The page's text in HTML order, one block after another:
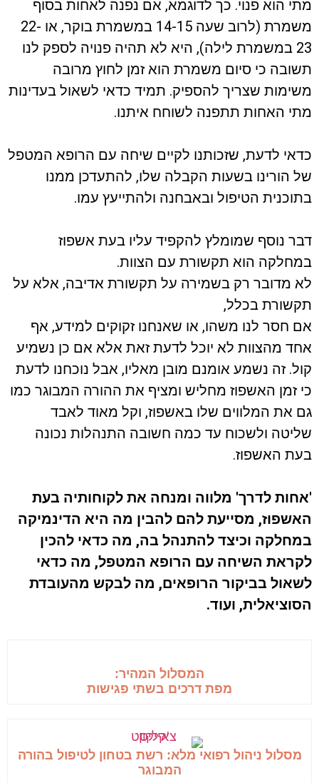
מתי הוא פנוי. כך לדוגמא, אם נפנה לאחות בסוף
משמרת (לרוב שעה 14-15 במשמרת בוקר, או 22-
23 במשמרת לילה), היא לא תהיה פנויה לספק לנו
תשובה כי סיום משמרת הוא זמן לחוץ מרובה
משימות שצריך להספיק. תמיד כדאי לשאול בעדינות
מתי האחות תתפנה לשוחח איתנו.
כדאי לדעת, שזכותנו לקיים שיחה עם הרופא המטפל
של הורינו בשעות הקבלה שלו, להתעדכן ממנו
בתוכנית הטיפול ובאבחנה ולהתייעץ עמו.
דבר נוסף שמומלץ להקפיד עליו בעת אשפוז
במחלקה הוא תקשורת עם הצוות.
לא מדובר רק בשמירה על תקשורת אדיבה, אלא על
תקשורת בכלל,
אם חסר לנו משהו, או שאנחנו זקוקים למידע, אף
אחד מהצוות לא יוכל לדעת זאת אלא אם כן נשמיע
קול. זה נשמע אומנם מובן מאליו, אבל נוכחנו לדעת
כי זמן האשפוז מחליש ומציף את ההורה המבוגר כמו
גם את המלווים שלו באשפוז, וקל מאוד לאבד
שליטה ולשכוח עד כמה חשובה התנהלות נכונה
בעת האשפוז.
'אחות לדרך' מלווה ומנחה את לקוחותיה בעת
האשפוז, מסייעת להם להבין מה היא הדינמיקה
במחלקה וכיצד להתנהל בה, מה כדאי להכין
לקראת השיחה עם הרופא המטפל, מה כדאי
לשאול בביקור הרופאים, מה לבקש מהעובדת
הסוציאלית, ועוד.
המסלול המהיר:
מפת דרכים בשתי פגישות
מסלול ניהול רפואי מלא: רשת בטחון לטיפול בהורה
המבוגר